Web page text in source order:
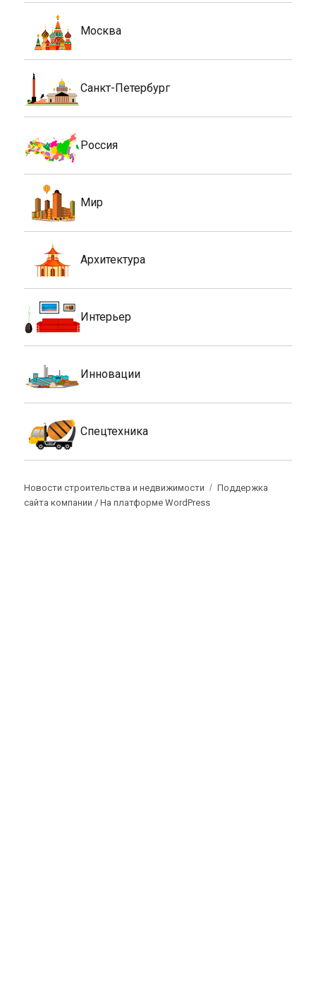
Москва
Санкт-Петербург
Россия
Мир
Архитектура
Интерьер
Инновации
Спецтехника
Новости строительства и недвижимости
Поддержка
сайта компании /На платформе WordPress